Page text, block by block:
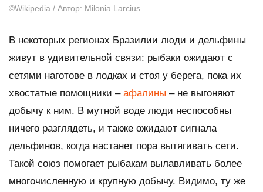
©Wikipedia / Автор: Milonia Larcius
В некоторых регионах Бразилии люди и дельфины
живут в удивительной связи: рыбаки ожидают с
сетями наготове в лодках и стоя у берега, пока их
хвостатые помощники – афалины – не выгоняют
добычу к ним. В мутной воде люди неспособны
ничего разглядеть, и также ожидают сигнала
дельфинов, когда настанет пора вытягивать сети.
Такой союз помогает рыбакам вылавливать более
многочисленную и крупную добычу. Видимо, ту же